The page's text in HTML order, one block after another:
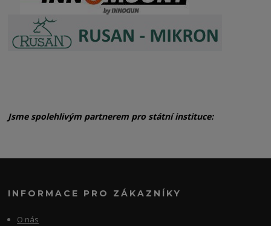
Jsme spolehlivým partnerem pro státní instituce:
INFORMACE PRO ZÁKAZNÍKY
O nás